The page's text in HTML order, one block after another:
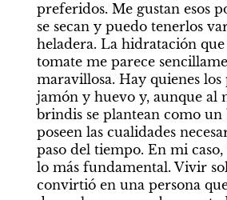
preferidos. Me gustan esos
se secan y puedo tenerlos
heladera. La hidratación que
tomate me parece
maravillosa. Hay quienes
jamón y huevo y, aunque al
brindis se plantean como un
poseen las cualidades
paso del tiempo. En mi caso,
lo más fundamental. Vivir
convirtió en una persona